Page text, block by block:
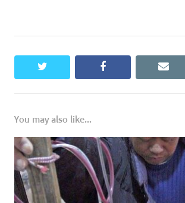
twitter facebook email
You may also like...